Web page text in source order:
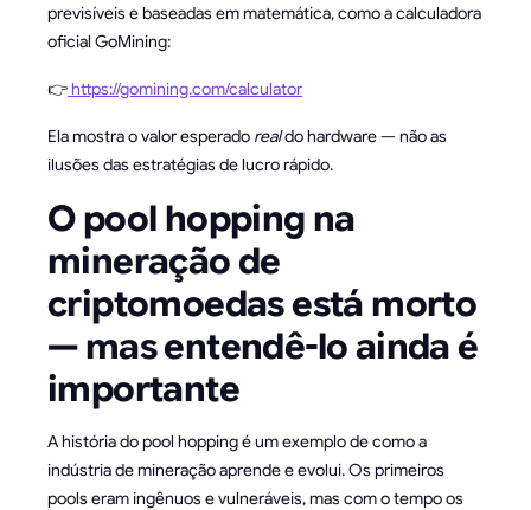
previsíveis e baseadas em matemática, como a calculadora
oficial GoMining:
👉https://gomining.com/calculator
Ela mostra o valor esperado realdo hardware — não as
ilusões das estratégias de lucro rápido.
O pool hopping na
mineração de
criptomoedas está morto
— mas entendê-lo ainda é
importante
A história do pool hopping é um exemplo de como a
indústria de mineração aprende e evolui. Os primeiros
pools eram ingênuos e vulneráveis, mas com o tempo os